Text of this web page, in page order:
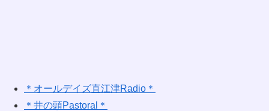
＊オールデイズ直江津Radio＊
＊井の頭Pastoral＊